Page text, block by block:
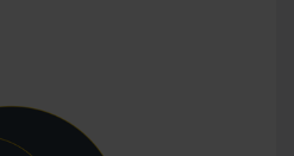
med henblik på
indsats udgør en
afklaring.